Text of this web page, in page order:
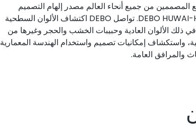
المصممين من جميع أنحاء العالم مصدر إلهام التصميم
لمجموعة DEBO HUWAI-HPL. تواصل DEBO اكتشاف الألوان السطحية
في ذلك الألوان العادية وحبيبات الخشب والحجر وغيرها من
واستكشاف إمكانيات تصميم واستخدام الهندسة المعمارية
والمرافق العامة.